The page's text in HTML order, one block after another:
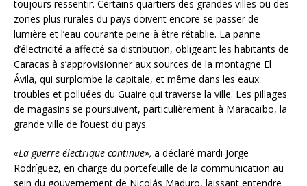
toujours ressentir. Certains quartiers des grandes villes ou des
zones plus rurales du pays doivent encore se passer de
lumière et l’eau courante peine à être rétablie. La panne
d’électricité a affecté sa distribution, obligeant les habitants de
Caracas à s’approvisionner aux sources de la montagne El
Ávila, qui surplombe la capitale, et même dans les eaux
troubles et polluées du Guaire qui traverse la ville. Les pillages
de magasins se poursuivent, particulièrement à Maracaïbo, la
grande ville de l’ouest du pays.
«La guerre électrique continue», a déclaré mardi Jorge
Rodríguez, en charge du portefeuille de la communication au
sein du gouvernement de Nicolás Maduro, laissant entendre